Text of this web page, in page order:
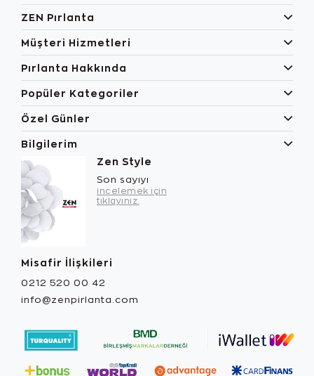
ZEN Pırlanta
Müşteri Hizmetleri
Pırlanta Hakkında
Popüler Kategoriler
Özel Günler
Bilgilerim
Zen Style
Son sayıyı
incelemek için
tıklayınız.
Misafir İlişkileri
0212 520 00 42
info@zenpirlanta.com